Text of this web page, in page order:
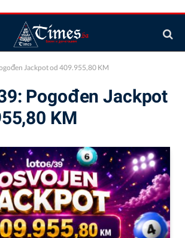
Jackpot od 409.955,80 KM
Pogođen Jackpot
KM